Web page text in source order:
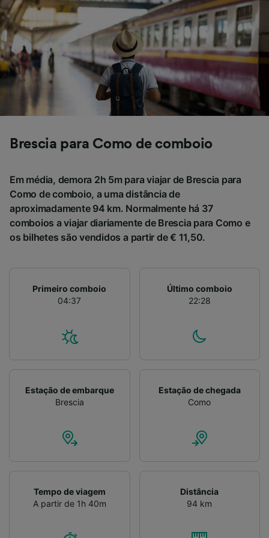
Brescia para Como de comboio
Em média, demora 2h 5m para viajar de Brescia para
Como de comboio, a uma distância de
aproximadamente 94 km. Normalmente há 37
comboios a viajar diariamente de Brescia para Como e
os bilhetes são vendidos a partir de € 11,50.
Primeiro comboio
04:37
Último comboio
22:28
Estação de embarque
Brescia
Estação de chegada
Como
Tempo de viagem
A partir de 1h 40m
Distância
94 km
não serão utilizados para fins de rastreamento
se você tiver pedido para não ser rastreado.
Nós e nossos parceiros processamos os
dados para fornecer:
Usar dados exatos de geolocalização.
Verificar ativamente as características do
dispositivo para identificação. Armazenar e/ou
acessar informações em um dispositivo.
medição de publicidade e conteúdo, pesquisa
de público e desenvolvimento de serviços..